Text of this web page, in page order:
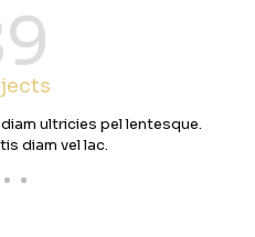
ultricies pel lentesque.
diam vel lac.